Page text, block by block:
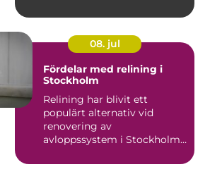
08. jul
Fördelar med relining i
Stockholm
Relining har blivit ett
populärt alternativ vid
renovering av
avloppssystem i Stockholm.